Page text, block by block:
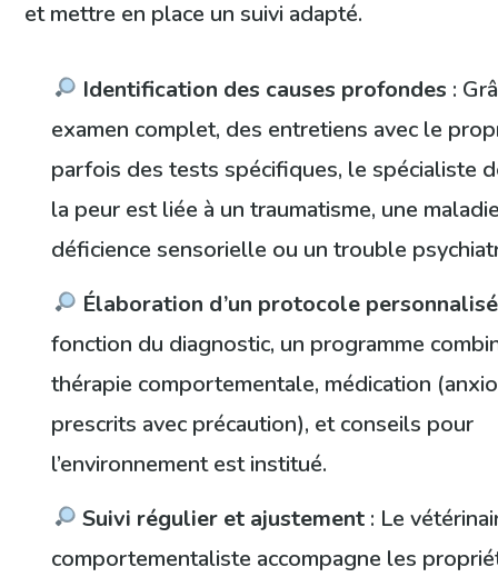
et mettre en place un suivi adapté.
Identification des causes profondes :
examen complet, des entretiens avec le
parfois des tests spécifiques, le spécialiste
la peur est liée à un traumatisme, une
déficience sensorielle ou un trouble
Élaboration d’un protocole personnalisé
fonction du diagnostic, un programme
thérapie comportementale, médication
prescrits avec précaution), et conseils pour
l’environnement est institué.
Suivi régulier et ajustement : Le
comportementaliste accompagne les